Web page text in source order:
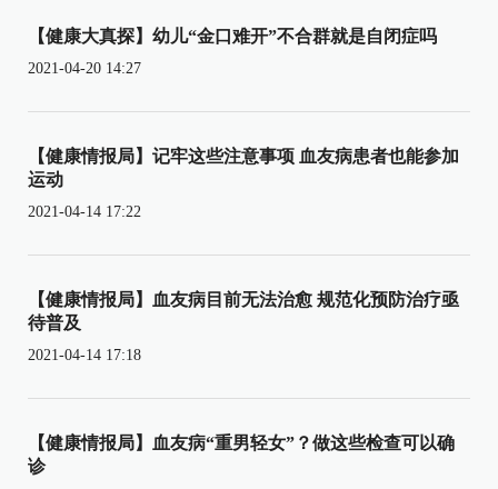
【健康大真探】幼儿“金口难开”不合群就是自闭症吗
2021-04-20 14:27
【健康情报局】记牢这些注意事项 血友病患者也能参加
运动
2021-04-14 17:22
【健康情报局】血友病目前无法治愈 规范化预防治疗亟
待普及
2021-04-14 17:18
【健康情报局】血友病“重男轻女”？做这些检查可以确
诊